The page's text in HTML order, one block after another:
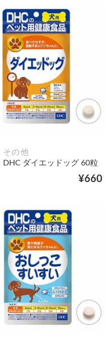
その他
DHC ダイエッドッグ 60粒
¥660